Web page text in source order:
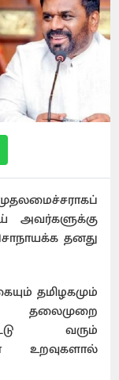
அவர்களுக்கு
தனது
தமிழகமும்
தலைமுறை
வரும்
உறவுகளால்